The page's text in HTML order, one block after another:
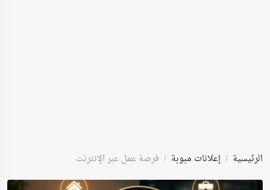
الرئيسية إعلانات مبوبة فرصة عمل عبر الإنترنت